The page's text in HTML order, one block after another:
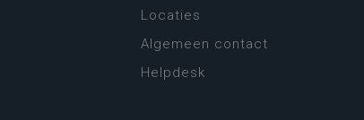
Locaties
Algemeen contact
Helpdesk